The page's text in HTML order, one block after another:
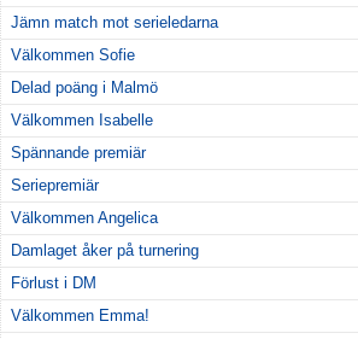
Jämn match mot serieledarna
Välkommen Sofie
Delad poäng i Malmö
Välkommen Isabelle
Spännande premiär
Seriepremiär
Välkommen Angelica
Damlaget åker på turnering
Förlust i DM
Välkommen Emma!